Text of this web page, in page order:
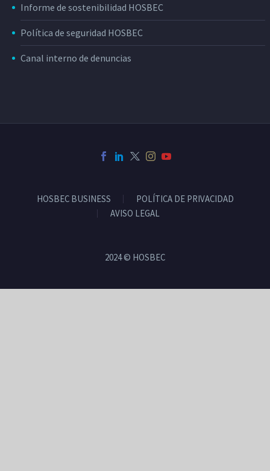
Informe de sostenibilidad HOSBEC
Política de seguridad HOSBEC
Canal interno de denuncias
HOSBEC BUSINESS
POLÍTICA DE PRIVACIDAD
AVISO LEGAL
2024 © HOSBEC